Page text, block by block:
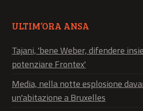
ULTIM’ORA ANSA
Tajani, 'bene Weber, difendere
potenziare Frontex'
Media, nella notte esplosione
un'abitazione a Bruxelles